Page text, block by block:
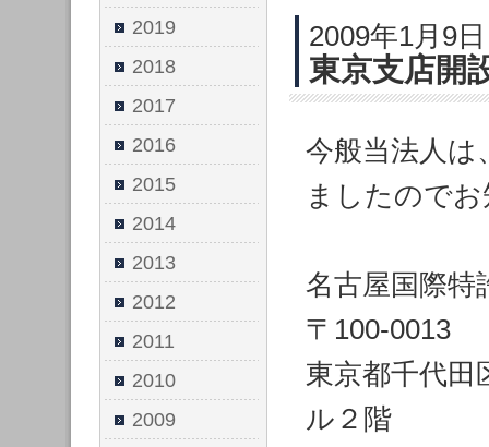
2009年1月9
東京支店開
今般当法人は
ましたので
名古屋国際
〒100-0013
東京都千代
ル２階
2019
2018
2017
2016
2015
2014
2013
2012
2011
2010
2009